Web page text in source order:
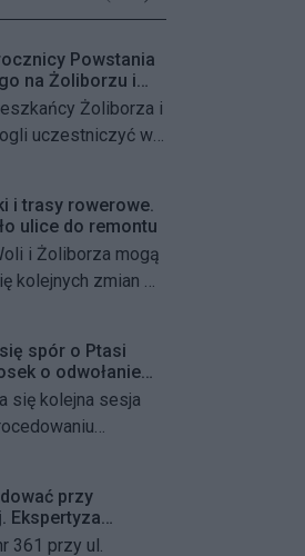
PoprzednieNastępne
Powstania
na Żoliborzu i
Żoliborza i
uczestniczyć w
wydarzeń
oraz
Obwodu
znalazły
miejsc
patriotyczne,
oraz
hołdu bohaterom
i trasy rowerowe.
ulice do remontu
i Żoliborza mogą
kolejnych zmian w
Warszawa
na kilku ważnych
Wykonawcy
w przetargu, a
mają zakończyć
roku.
spór o Ptasi
o odwołanie
Rady
się kolejna sesja
projektu uchwały
zespołu
przy ul.
przy
Ekspertyza
z gruntem
361 przy ul.